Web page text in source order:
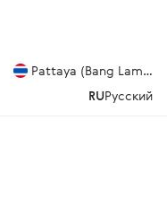
Pattaya (Bang
RUРусский